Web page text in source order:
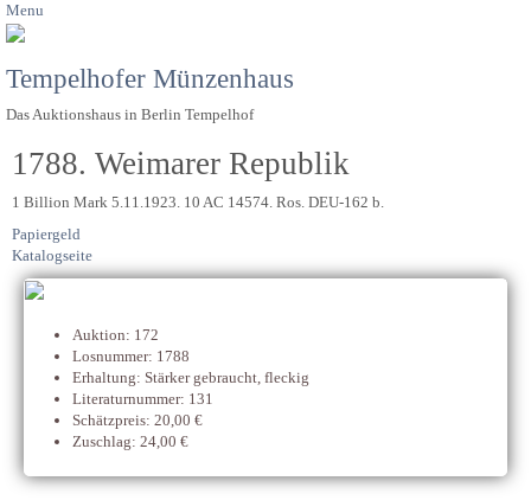
Menu
Tempelhofer Münzenhaus
Das Auktionshaus in Berlin Tempelhof
1788. Weimarer Republik
1 Billion Mark 5.11.1923. 10 AC 14574. Ros. DEU-162 b.
Papiergeld
Katalogseite
Auktion: 172
Losnummer: 1788
Erhaltung: Stärker gebraucht, fleckig
Literaturnummer: 131
Schätzpreis: 20,00 €
Zuschlag: 24,00 €